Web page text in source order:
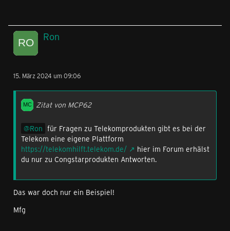
Ron
15. März 2024 um 09:06
Zitat von MCP62
Ron für Fragen zu Telekomprodukten gibt es bei der
Telekom eine eigene Plattform
https://telekomhilft.telekom.de/
hier im Forum erhälst
du nur zu Congstarprodukten Antworten.
Das war doch nur ein Beispiel!
Mfg